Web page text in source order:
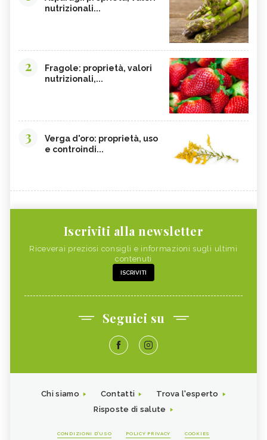
nutrizionali...
2
Fragole: proprietà, valori
nutrizionali,...
3
Verga d'oro: proprietà, uso
e controindi...
Iscriviti alla newsletter
Riceverai preziosi consigli e informazioni sugli ultimi
contenuti
ISCRIVITI
Seguici su
Chi siamo Contatti
Trova l'esperto
Risposte di salute
CONDIZIONI D'USO POLICY PRIVACY COOKIES